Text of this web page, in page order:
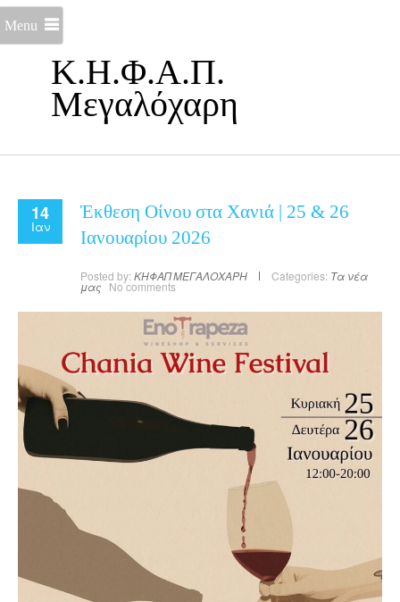
Κ.Η.Φ.Α.Π.
Μεγαλόχαρη
Menu
14
Ιαν
Έκθεση Οίνου στα Χανιά | 25 & 26
Ιανουαρίου 2026
Posted by: ΚΗΦΑΠ ΜΕΓΑΛΟΧΑΡΗ Categories: Τα νέα
μας No comments